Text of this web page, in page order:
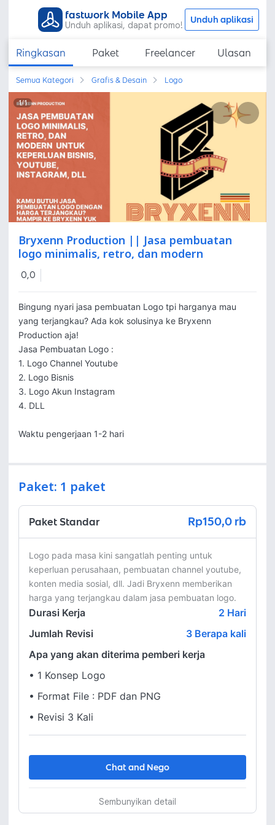
fastwork Mobile App
Unduh aplikasi, dapat promo! Unduh aplikasi
Ringkasan Paket Freelancer Ulasan
Semua Kategori Grafis & Desain Logo
1/1
Bryxenn Production || Jasa pembuatan
logo minimalis, retro, dan modern
0,0
Bingung nyari jasa pembuatan Logo tpi harganya mau
yang terjangkau? Ada kok solusinya ke Bryxenn
Production aja!
Jasa Pembuatan Logo :
1. Logo Channel Youtube
2. Logo Bisnis
3. Logo Akun Instagram
4. DLL
Waktu pengerjaan 1-2 hari
Paket: 1 paket
Paket Standar Rp150,0 rb
Logo pada masa kini sangatlah penting untuk
keperluan perusahaan, pembuatan channel youtube,
konten media sosial, dll. Jadi Bryxenn memberikan
harga yang terjangkau dalam jasa pembuatan logo.
Durasi Kerja 2 Hari
Jumlah Revisi
3 Berapa kali
Apa yang akan diterima pemberi kerja
• 1 Konsep Logo
• Format File : PDF dan PNG
• Revisi 3 Kali
Chat and Nego
Sembunyikan detail